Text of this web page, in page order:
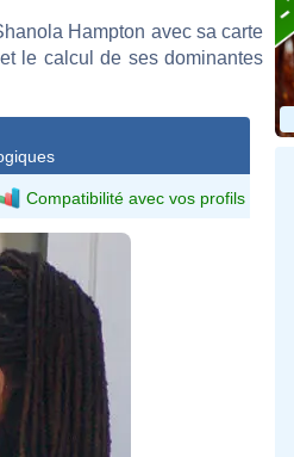
Hampton avec sa carte
le calcul de ses dominantes
Compatibilité avec vos profils